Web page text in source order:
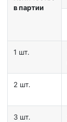
в партии
1 шт.
2 шт.
3 шт.